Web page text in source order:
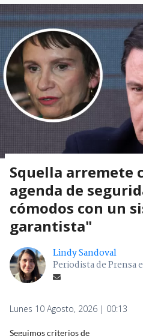
Squella arremete
agenda de
cómodos con un
garantista"
Lindy Sandoval
Periodista de Prensa
Lunes 10 Agosto, 2026 | 00:13
Seguimos criterios de